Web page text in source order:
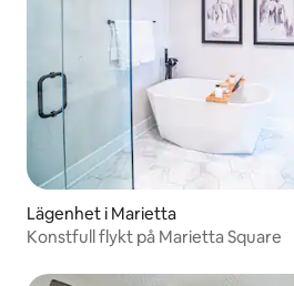
Lägenhet i Marietta
Konstfull flykt på Marietta Square